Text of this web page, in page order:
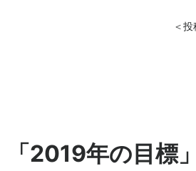
＜
「2019年の目標」